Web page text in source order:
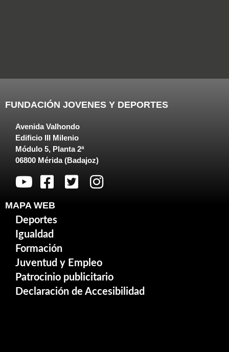
FUNDACIÓN JOVENES Y DEPORTES
Avenida Valhondo
Edificio III Milenio
Módulo 5, Planta 2ª
06800 Mérida (Badajoz)
MAPA WEB
Deportes
Igualdad
Formación
Juventud y Empleo
Patrocinio publicitario
Declaración de Accesibilidad